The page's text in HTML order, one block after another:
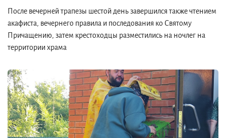
После вечерней трапезы шестой день завершился также чтением
акафиста, вечернего правила и последования ко Святому
Причащению, затем крестоходцы разместились на ночлег на
территории храма